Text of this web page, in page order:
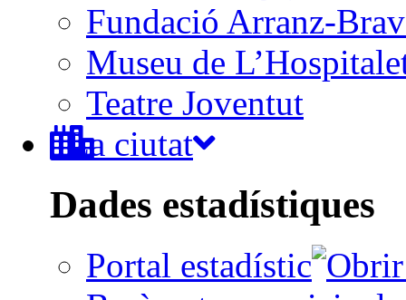
Fundació Arranz-
Museu de
Teatre Joventut
La ciutat
Dades estadístiques
Portal estadístic